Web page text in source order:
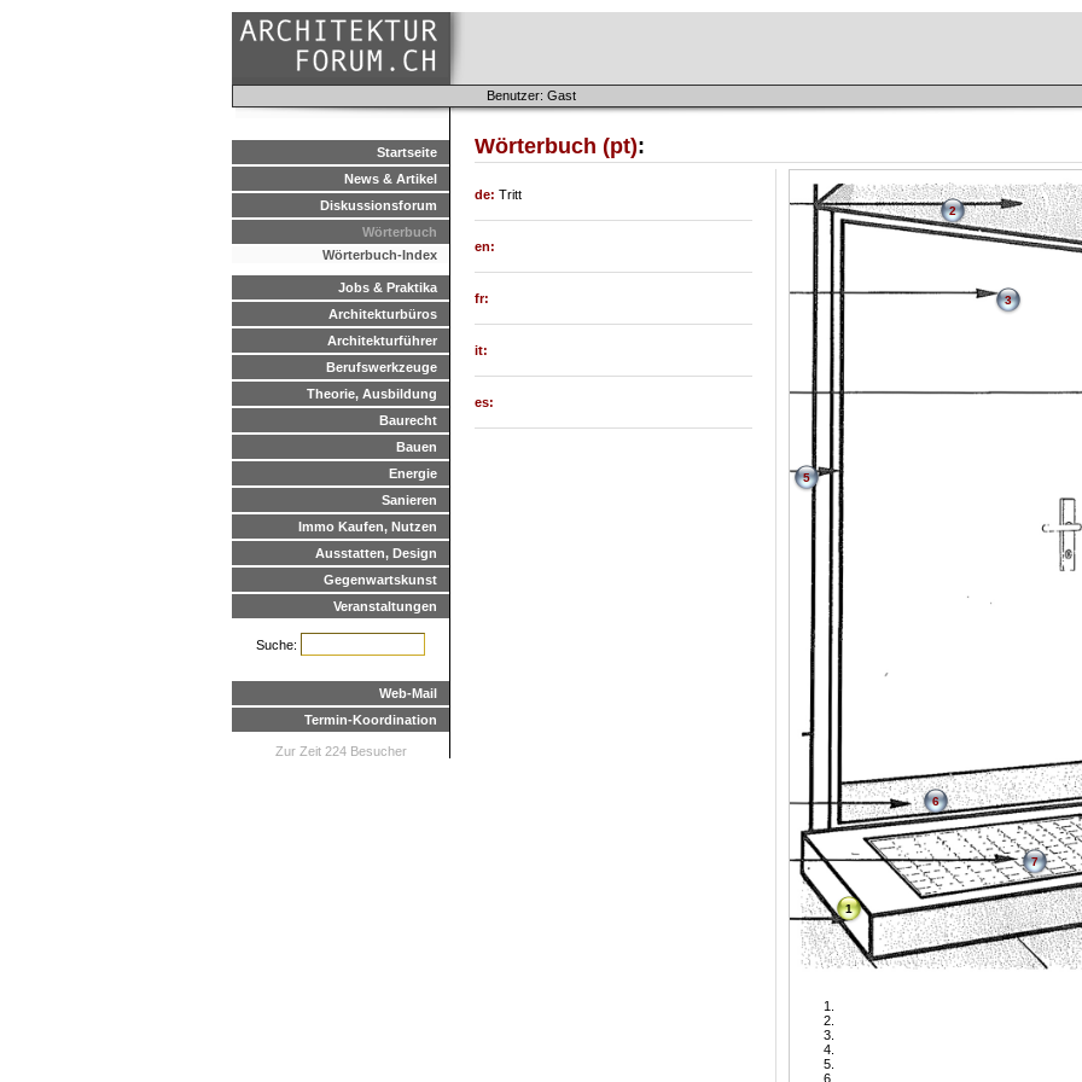
Benutzer: Gast
Startseite
News & Artikel
Diskussionsforum
Wörterbuch
Wörterbuch-Index
Jobs & Praktika
Architekturbüros
Architekturführer
Berufswerkzeuge
Theorie, Ausbildung
Baurecht
Bauen
Energie
Sanieren
Immo Kaufen, Nutzen
Ausstatten, Design
Gegenwartskunst
Veranstaltungen
Suche:
Web-Mail
Termin-Koordination
Zur Zeit 224 Besucher
Wörterbuch (pt):
1
2
3
5
6
7
de: Tritt
en:
fr:
it:
es: